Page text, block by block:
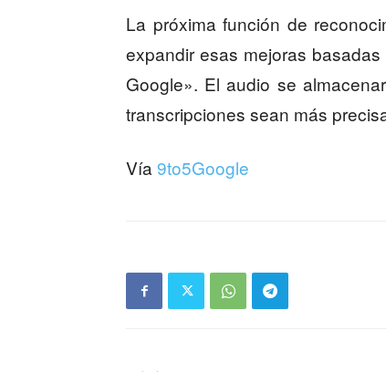
La próxima función de
expandir esas mejoras
Google». El audio se
transcripciones sean más
Vía 9to5Google